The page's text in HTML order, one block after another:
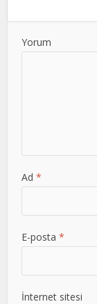
Yorum
Ad*
E-posta*
İnternet sitesi